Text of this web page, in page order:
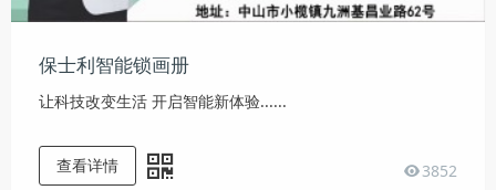
保士利智能锁画册
让科技改变生活 开启智能新体验......
3852
查看详情